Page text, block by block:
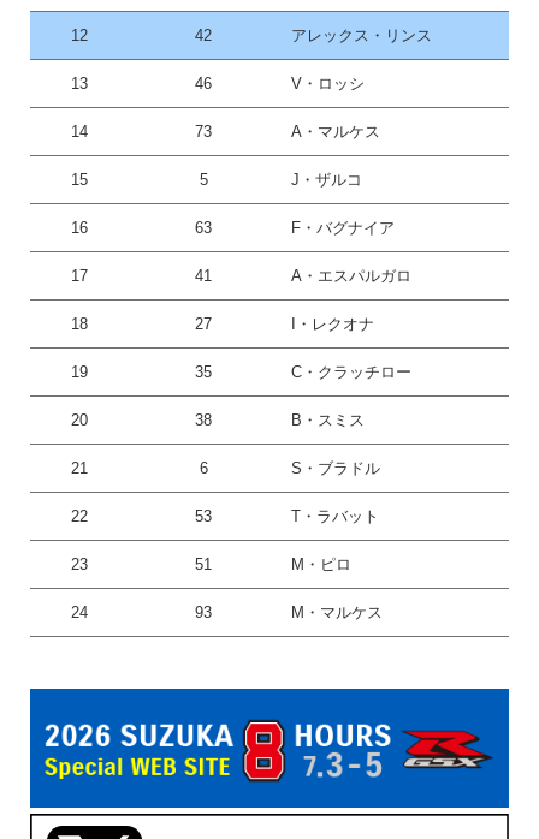
12 42 アレックス・リンス
13 46 V・ロッシ
14 73 A・マルケス
15 5 J・ザルコ
16 63 F・バグナイア
17 41 A・エスパルガロ
18 27 I・レクオナ
19 35 C・クラッチロー
20 38 B・スミス
21 6 S・ブラドル
22 53 T・ラバット
23 51 M・ピロ
24 93 M・マルケス